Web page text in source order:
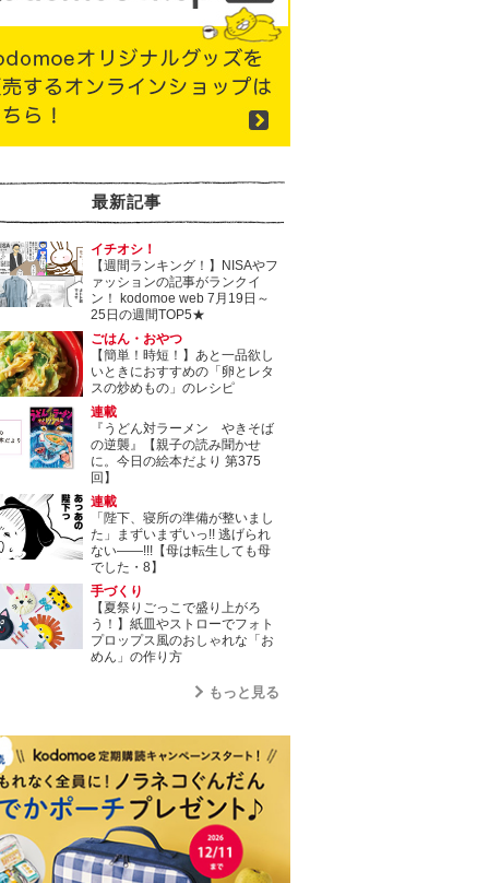
最新記事
イチオシ！
【週間ランキング！】NISAやフ
ァッションの記事がランクイ
ン！ kodomoe web 7月19日～
25日の週間TOP5★
ごはん・おやつ
【簡単！時短！】あと一品欲し
いときにおすすめの「卵とレタ
スの炒めもの」のレシピ
連載
『うどん対ラーメン やきそば
の逆襲』【親子の読み聞かせ
に。今日の絵本だより 第375
回】
連載
「陛下、寝所の準備が整いまし
た」まずいまずいっ!! 逃げられ
ない――!!!【母は転生しても母
でした・8】
手づくり
【夏祭りごっこで盛り上がろ
う！】紙皿やストローでフォト
プロップス風のおしゃれな「お
めん」の作り方
もっと見る